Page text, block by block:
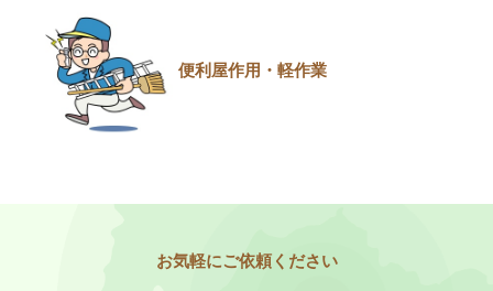
便利屋作用・軽作業